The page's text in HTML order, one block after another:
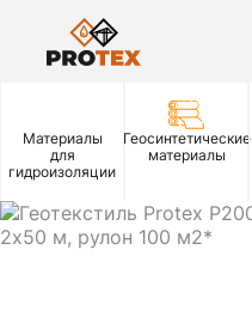
Материалы
для
гидроизоляции
Геосинтетические
материалы